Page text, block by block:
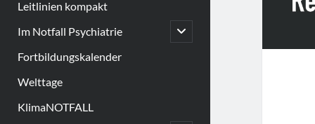
Leitlinien kompakt
Im Notfall Psychiatrie
open
child
Fortbildungskalender
Welttage
KlimaNOTFALL